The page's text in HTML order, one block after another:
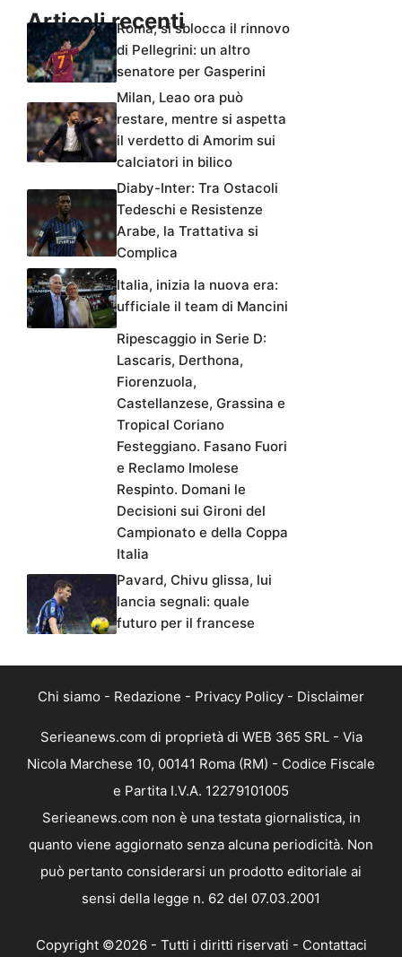
Articoli recentiRoma, si sblocca il rinnovo
di Pellegrini: un altro
senatore per Gasperini
Milan, Leao ora può
restare, mentre si aspetta
il verdetto di Amorim sui
calciatori in bilico
Diaby-Inter: Tra Ostacoli
Tedeschi e Resistenze
Arabe, la Trattativa si
Complica
Italia, inizia la nuova era:
ufficiale il team di Mancini
Ripescaggio in Serie D:
Lascaris, Derthona,
Fiorenzuola,
Castellanzese, Grassina e
Tropical Coriano
Festeggiano. Fasano Fuori
e Reclamo Imolese
Respinto. Domani le
Decisioni sui Gironi del
Campionato e della Coppa
Italia
Pavard, Chivu glissa, lui
lancia segnali: quale
futuro per il francese
Chi siamo - Redazione - Privacy Policy - Disclaimer
Serieanews.com di proprietà di WEB 365 SRL - Via
Nicola Marchese 10, 00141 Roma (RM) - Codice Fiscale
e Partita I.V.A. 12279101005
Serieanews.com non è una testata giornalistica, in
quanto viene aggiornato senza alcuna periodicità. Non
può pertanto considerarsi un prodotto editoriale ai
sensi della legge n. 62 del 07.03.2001
Copyright ©2026 - Tutti i diritti riservati - Contattaci